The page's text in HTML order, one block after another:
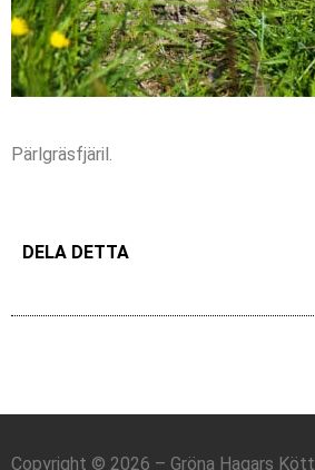
Pärlgräsfjäril.
DELA DETTA
Copyright © 2026 – Gröna Hagars Kött